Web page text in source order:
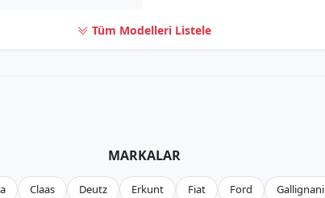
Tüm Modelleri Listele
MARKALAR
Claas Deutz Erkunt Fiat Ford Gallignani